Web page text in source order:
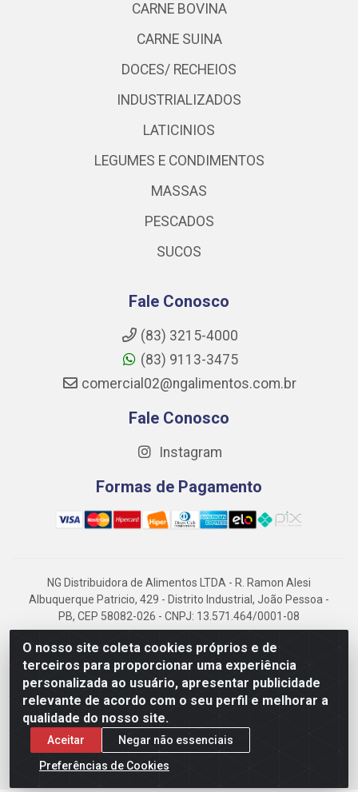
O nosso site coleta cookies próprios e de
terceiros para proporcionar uma experiência
personalizada ao usuário, apresentar publicidade
relevante de acordo com o seu perfil e melhorar a
qualidade do nosso site.
Aceitar
Negar não essenciais
Preferências de Cookies
CARNE BOVINA
CARNE SUINA
DOCES/ RECHEIOS
INDUSTRIALIZADOS
LATICINIOS
LEGUMES E CONDIMENTOS
MASSAS
PESCADOS
SUCOS
Fale Conosco
(83) 3215-4000
(83) 9113-3475
comercial02@ngalimentos.com.br
Fale Conosco
Instagram
Formas de Pagamento
NG Distribuidora de Alimentos LTDA - R. Ramon Alesi
Albuquerque Patricio, 429 - Distrito Industrial, João Pessoa -
PB, CEP 58082-026 - CNPJ: 13.571.464/0001-08
NG Alimentos, há mais de 14 anos no mercado paraibano, é
referência em frigorificados, destacando-se pela logística
eficiente e excelência.